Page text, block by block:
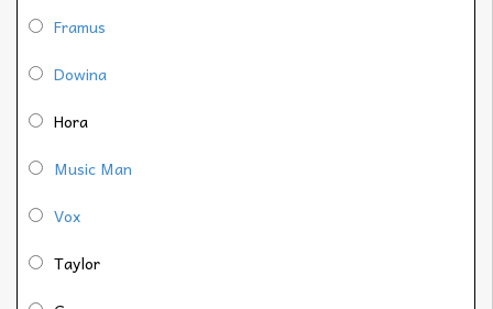
Framus
Dowina
Hora
Music Man
Vox
Taylor